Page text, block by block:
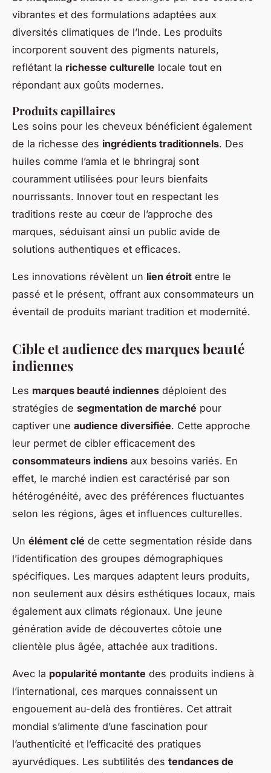
vibrantes et des formulations adaptées aux
diversités climatiques de l’Inde. Les produits
incorporent souvent des pigments naturels,
reflétant la richesse culturelle locale tout en
répondant aux goûts modernes.
Produits capillaires
Les soins pour les cheveux bénéficient également
de la richesse des ingrédients traditionnels. Des
huiles comme l’amla et le bhringraj sont
couramment utilisées pour leurs bienfaits
nourrissants. Innover tout en respectant les
traditions reste au cœur de l’approche des
marques, séduisant ainsi un public avide de
solutions authentiques et efficaces.
Les innovations révèlent un lien étroit entre le
passé et le présent, offrant aux consommateurs un
éventail de produits mariant tradition et modernité.
Cible et audience des marques beauté
indiennes
Les marques beauté indiennes déploient des
stratégies de segmentation de marché pour
captiver une audience diversifiée. Cette approche
leur permet de cibler efficacement des
consommateurs indiens aux besoins variés. En
effet, le marché indien est caractérisé par son
hétérogénéité, avec des préférences fluctuantes
selon les régions, âges et influences culturelles.
Un élément clé de cette segmentation réside dans
l’identification des groupes démographiques
spécifiques. Les marques adaptent leurs produits,
non seulement aux désirs esthétiques locaux, mais
également aux climats régionaux. Une jeune
génération avide de découvertes côtoie une
clientèle plus âgée, attachée aux traditions.
Avec la popularité montante des produits indiens à
l’international, ces marques connaissent un
engouement au-delà des frontières. Cet attrait
mondial s’alimente d’une fascination pour
l’authenticité et l’efficacité des pratiques
ayurvédiques. Les subtilités des tendances de